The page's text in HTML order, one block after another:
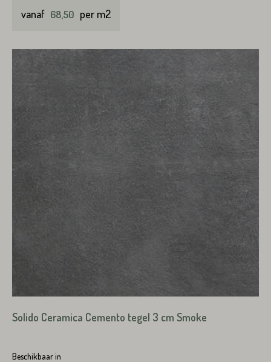
vanaf 68,50 per m2
Solido Ceramica Cemento tegel 3 cm Smoke
Beschikbaar in
VERSTUREN
VERSTUREN